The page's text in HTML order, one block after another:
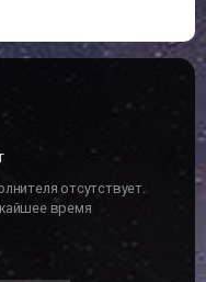
отсутствует.
время